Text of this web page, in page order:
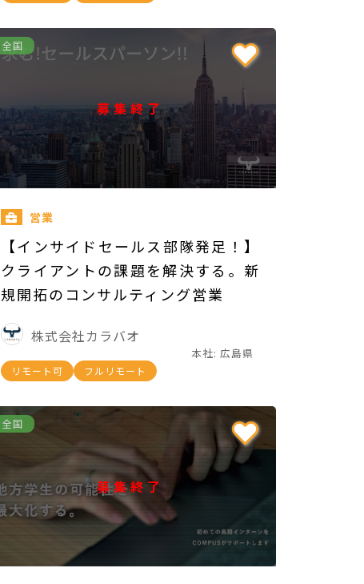
全国
募集終了
営業
【インサイドセールス部隊発足！】
クライアントの課題を解決する。新
規開拓のコンサルティング営業
株式会社カラバオ
本社: 広島県
リモート可 フルリモート
全国
募集終了